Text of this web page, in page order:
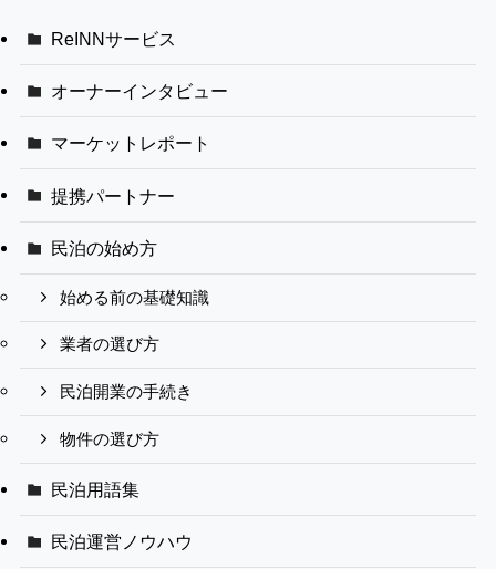
ReINNサービス
オーナーインタビュー
マーケットレポート
提携パートナー
民泊の始め方
始める前の基礎知識
業者の選び方
民泊開業の手続き
物件の選び方
民泊用語集
民泊運営ノウハウ